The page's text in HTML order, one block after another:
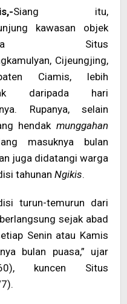
Siang itu,
kawasan objek
Situs
Cijeungjing,
Ciamis, lebih
daripada hari
Rupanya, selain
hendak munggahan
masuknya bulan
juga didatangi warga
tahunan Ngikis.
turun-temurun dari
sejak abad
Senin atau Kamis
bulan puasa,” ujar
kuncen Situs